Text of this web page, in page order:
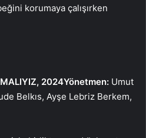
korumaya çalışırken
2024Yönetmen: Umut
Belkıs, Ayşe Lebriz Berkem,